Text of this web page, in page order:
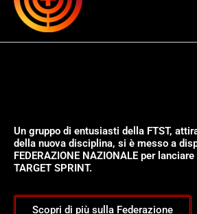
Un gruppo di entusiasti della FTST,
della nuova disciplina, si è messo a
FEDERAZIONE NAZIONALE per
TARGET SPRINT.
Scopri di più sulla Federazione